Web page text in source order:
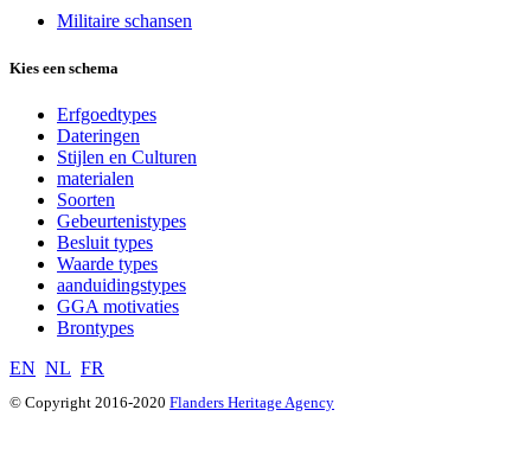
Militaire schansen
Kies een schema
Erfgoedtypes
Dateringen
Stijlen en Culturen
materialen
Soorten
Gebeurtenistypes
Besluit types
Waarde types
aanduidingstypes
GGA motivaties
Brontypes
EN NL FR
© Copyright 2016-2020 Flanders Heritage Agency